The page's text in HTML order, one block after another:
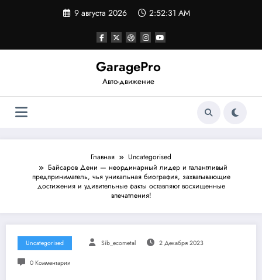
9 августа 2026 2:52:31 AM
GaragePro
Авто-движение
Главная
Uncategorised
Байсаров Дени — неординарный лидер и талантливый
предприниматель, чья уникальная биография, захватывающие
достижения и удивительные факты оставляют восхищенные
впечатления!
Uncategorised Sib_ecometal 2 Декабря 2023
0 Комментарии